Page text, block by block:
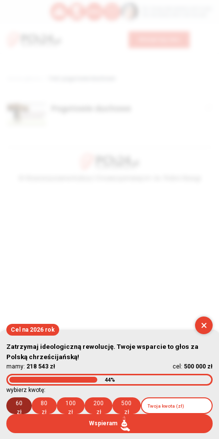
×
Cel na 2026 rok
Zatrzymaj ideologiczną rewolucję. Twoje wsparcie to głos za
Polską chrześcijańską!
mamy: 218 543 zł cel: 500 000 zł
44%
wybierz kwotę:
60
zł
80
zł
100
zł
200
zł
500
zł
Wspieram